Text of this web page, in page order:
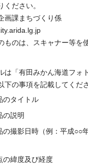
ください。
画課まちづくり係
ものは、スキャナー等を
は「有田みかん海道フォ
下の事項を記載してくだ
のタイトル
の説明
の撮影日時（例：平成
の緯度及び経度